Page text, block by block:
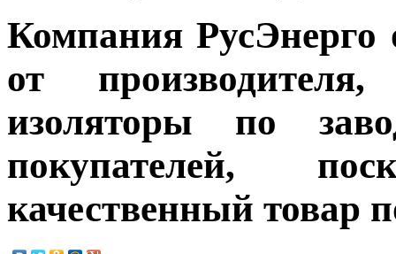
Компания РусЭнерго
от
изоляторы по
покупателей,
качественный товар